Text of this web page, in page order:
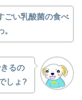
ごい乳酸菌の食べ
るの
しょ?